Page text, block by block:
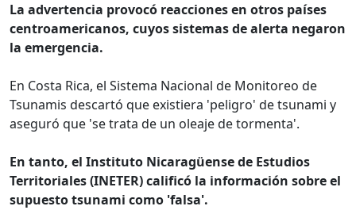
La advertencia provocó reacciones en otros países
centroamericanos, cuyos sistemas de alerta negaron
la emergencia.
En Costa Rica, el Sistema Nacional de Monitoreo de
Tsunamis descartó que existiera 'peligro' de tsunami y
aseguró que 'se trata de un oleaje de tormenta'.
En tanto, el Instituto Nicaragüense de Estudios
Territoriales (INETER) calificó la información sobre el
supuesto tsunami como 'falsa'.